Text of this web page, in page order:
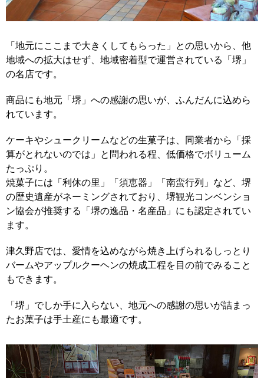
「地元にここまで大きくしてもらった」との思いから、他
地域への拡大はせず、地域密着型で運営されている「堺」
の名店です。
商品にも地元「堺」への感謝の思いが、ふんだんに込めら
れています。
ケーキやシュークリームなどの生菓子は、同業者から「採
算がとれないのでは」と問われる程、低価格でボリューム
たっぷり。
焼菓子には「利休の里」「須恵器」「南蛮行列」など、堺
の歴史遺産がネーミングされており、堺観光コンベンショ
ン協会が推奨する「堺の逸品・名産品」にも認定されてい
ます。
津久野店では、愛情を込めながら焼き上げられるしっとり
バームやアップルクーヘンの焼成工程を目の前でみること
もできます。
「堺」でしか手に入らない、地元への感謝の思いが詰まっ
たお菓子は手土産にも最適です。